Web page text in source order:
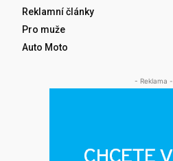
Reklamní články
Pro muže
Auto Moto
- Reklama -